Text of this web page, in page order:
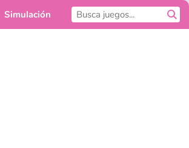
Simulación